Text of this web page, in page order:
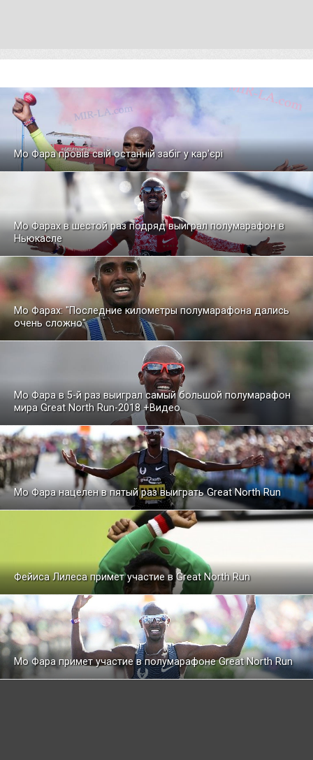
Мо Фара провів свій останній забіг у кар'єрі
Мо Фарах в шестой раз подряд выиграл полумарафон в
Ньюкасле
Мо Фарах: "Последние километры полумарафона дались
очень сложно"
Mo Фара в 5-й раз выиграл самый большой полумарафон
мира Great North Run-2018 +Видео
Мо Фара нацелен в пятый раз выиграть Great North Run
Фейиса Лилеса примет участие в Great North Run
Мо Фара примет участие в полумарафоне Great North Run